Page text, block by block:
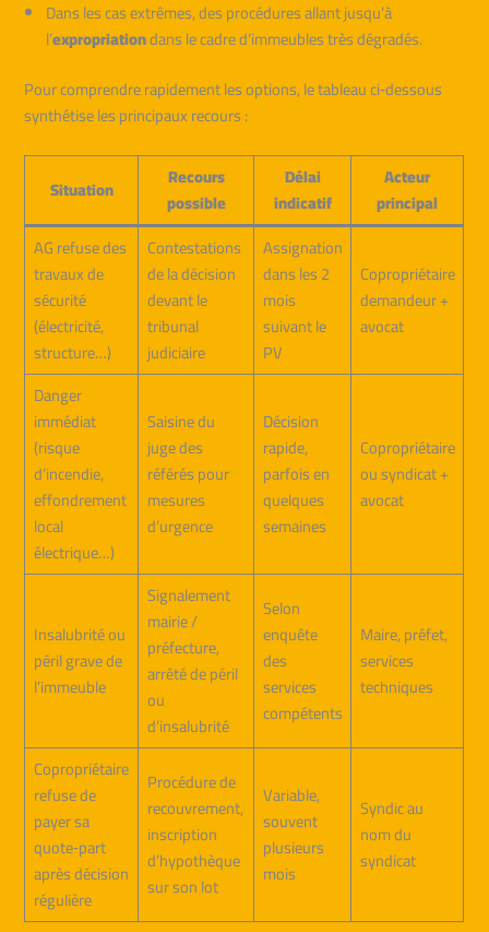
Dans les cas extrêmes, des procédures allant jusqu’à
l’expropriationdans le cadre d’immeubles très dégradés.
Pour comprendre rapidement les options, le tableau ci‑dessous
synthétise les principaux recours :
Situation
Recours
possible
Délai
indicatif
Acteur
principal
AG refuse des
travaux de
sécurité
(électricité,
structure…)
Contestations
de la décision
devant le
tribunal
judiciaire
Assignation
dans les 2
mois
suivant le
PV
Copropriétaire
demandeur +
avocat
Danger
immédiat
(risque
d’incendie,
effondrement
local
électrique…)
Saisine du
juge des
référés pour
mesures
d’urgence
Décision
rapide,
parfois en
quelques
semaines
Copropriétaire
ou syndicat +
avocat
Insalubrité ou
péril grave de
l’immeuble
Signalement
mairie /
préfecture,
arrêté de péril
ou
d’insalubrité
Selon
enquête
des
services
compétents
Maire, préfet,
services
techniques
Copropriétaire
refuse de
payer sa
quote‑part
après décision
régulière
Procédure de
recouvrement,
inscription
d’hypothèque
sur son lot
Variable,
souvent
plusieurs
mois
Syndic au
nom du
syndicat